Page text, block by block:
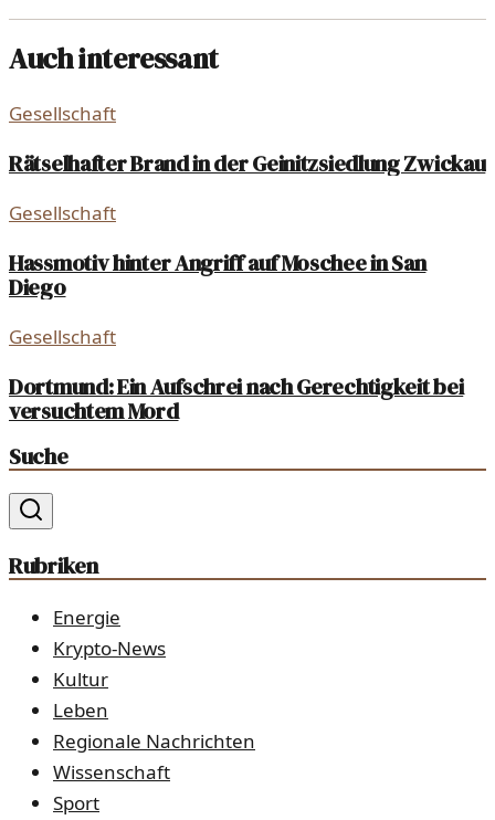
Auch interessant
Gesellschaft
Rätselhafter Brand in der Geinitzsiedlung Zwickau
Gesellschaft
Hassmotiv hinter Angriff auf Moschee in San
Diego
Gesellschaft
Dortmund: Ein Aufschrei nach Gerechtigkeit bei
versuchtem Mord
Suche
Rubriken
Energie
Krypto-News
Kultur
Leben
Regionale Nachrichten
Wissenschaft
Sport